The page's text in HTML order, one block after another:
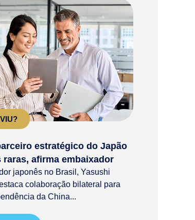
estratégico do Japão
raras, afirma embaixador
japonês no Brasil, Yasushi
colaboração bilateral para
da China...